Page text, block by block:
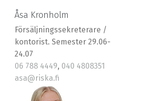
Åsa Kronholm
Försäljningssekreterare /
kontorist. Semester 29.06-
24.07
06 788 4449, 040 4808351
asa@riska.fi